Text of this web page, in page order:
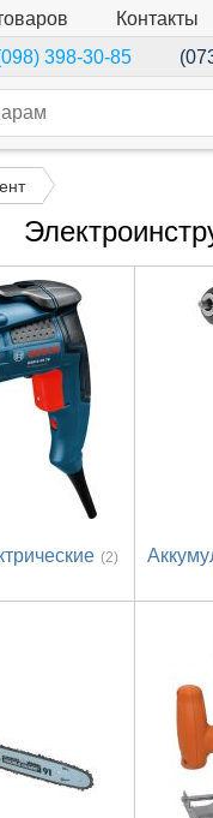
Контакты
398-30-85
(2)